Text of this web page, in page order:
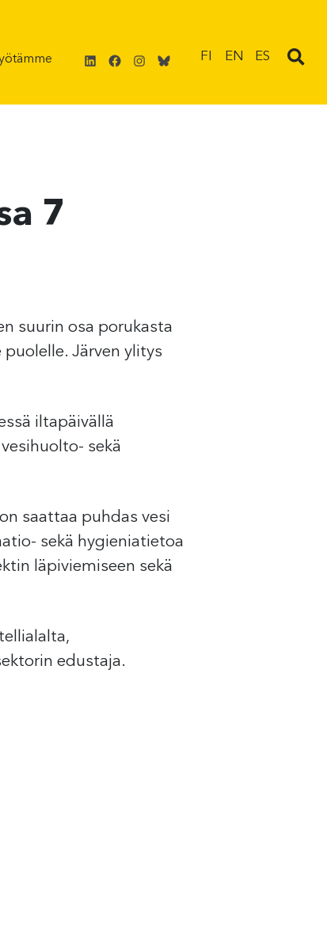
LinkedIn
Facebook
Instagram
Bluesky
FI EN ES
7
suurin osa porukasta
puolelle. Järven ylitys
iltapäivällä
sekä
saattaa puhdas vesi
sekä hygieniatietoa
läpiviemiseen sekä
edustaja.